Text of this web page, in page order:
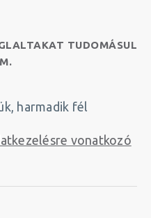
TUDOMÁSUL
harmadik fél
vonatkozó